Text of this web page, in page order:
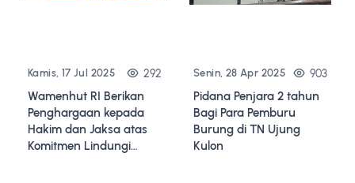
Kamis, 17 Jul 2025 292
Wamenhut RI Berikan
Penghargaan kepada
Hakim dan Jaksa atas
Komitmen Lindungi
Senin, 28 Apr 2025 903
Pidana Penjara 2 tahun
Bagi Para Pemburu
Burung di TN Ujung
Kulon